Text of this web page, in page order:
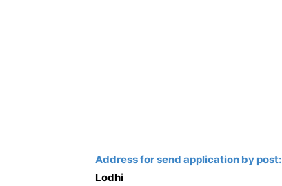
Address for send application by post:
Lodhi